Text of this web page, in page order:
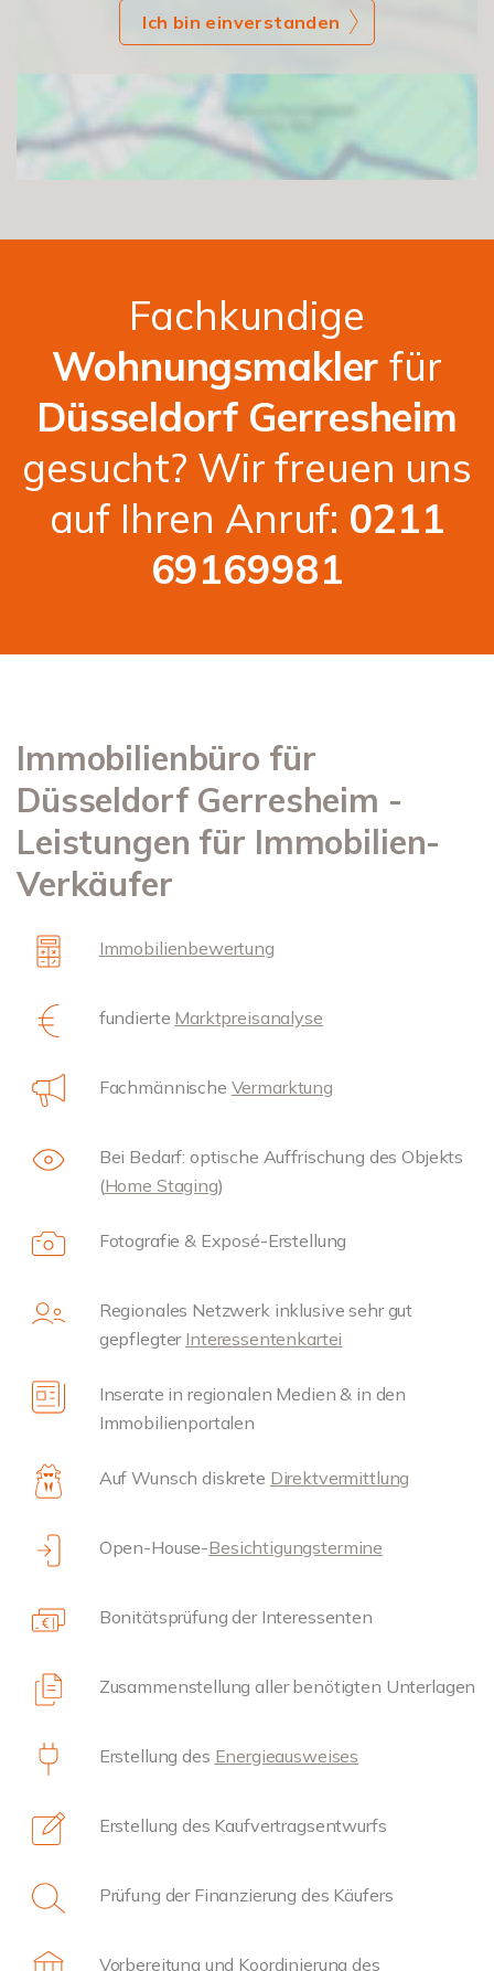
Ich bin einverstanden
Fachkundige
Wohnungsmaklerfür
Düsseldorf Gerresheim
gesucht? Wir freuen uns
auf Ihren Anruf: 0211
69169981
Immobilienbüro für
Düsseldorf Gerresheim -
Leistungen für Immobilien-
Verkäufer
Immobilienbewertung
fundierte Marktpreisanalyse
Fachmännische Vermarktung
Bei Bedarf: optische Auffrischung des Objekts
(Home Staging)
Fotografie & Exposé-Erstellung
Regionales Netzwerk inklusive sehr gut
gepflegter Interessentenkartei
Inserate in regionalen Medien & in den
Immobilienportalen
Auf Wunsch diskrete Direktvermittlung
Open-House-Besichtigungstermine
Bonitätsprüfung der Interessenten
Zusammenstellung aller benötigten Unterlagen
Erstellung des Energieausweises
Erstellung des Kaufvertragsentwurfs
Prüfung der Finanzierung des Käufers
Vorbereitung und Koordinierung des